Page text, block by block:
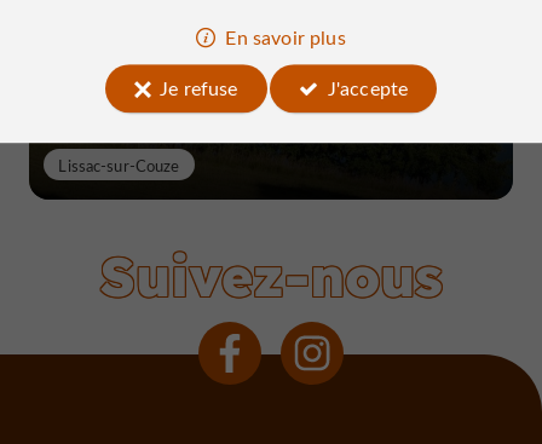
Lissac-sur-Couze
Suivez-nous
En savoir plus
Je refuse
J'accepte